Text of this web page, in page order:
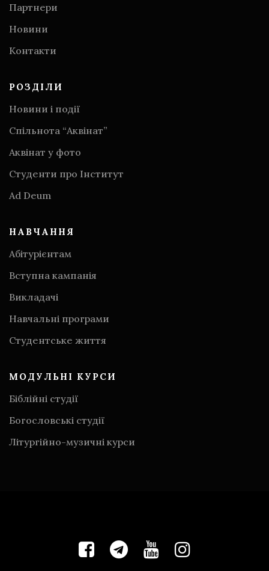
Партнери
Новини
Контакти
РОЗДІЛИ
Новини і події
Спільнота “Аквінат”
Аквінат у фото
Студенти про Інститут
Аd Deum
НАВЧАННЯ
Абітурієнтам
Вступна кампанія
Викладачі
Навчальні програми
Студентське життя
МОДУЛЬНІ КУРСИ
Біблійні студії
Богословські студії
Літургійно-музичні курси